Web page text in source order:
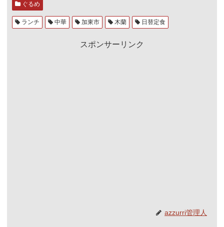
ぐるめ
ランチ 中華 加東市 木蘭 日替定食
スポンサーリンク
azzurri管理人